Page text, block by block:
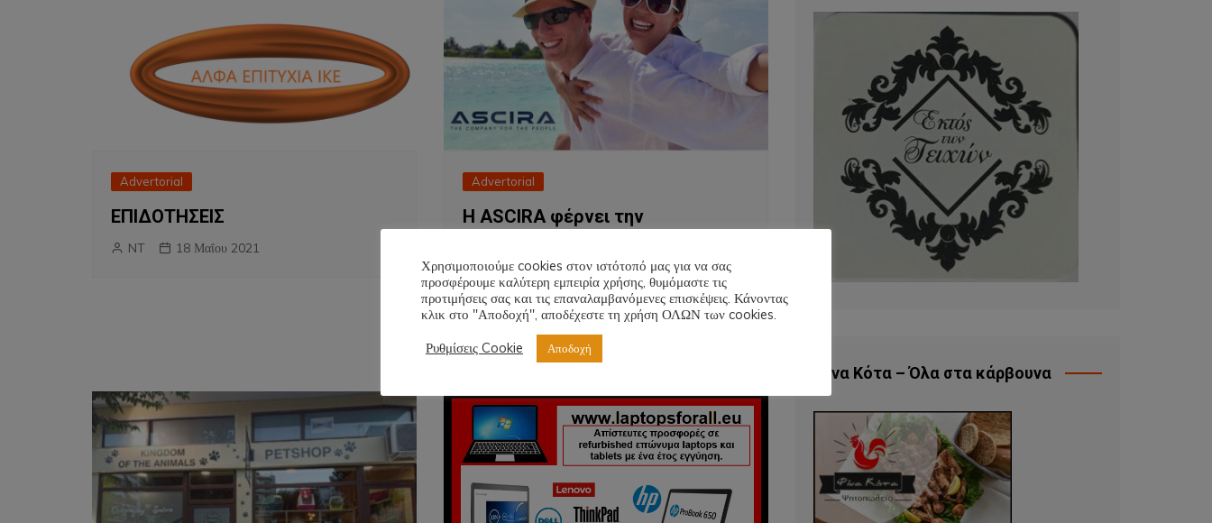
Advertorial
ΕΠΙΔΟΤΗΣΕΙΣ
NT 18 Μαΐου 2021
Advertorial
Η ASCIRA φέρνει την
κοινωνικής δικτύωσης, elearning
και αγορών ανταμείβοντας όλους
τους χρήστες της!
11 Μαΐου 2021
Φίνα Κότα – Όλα στα κάρβουνα
Χρησιμοποιούμε cookies στον ιστότοπό μας για να σας
προσφέρουμε καλύτερη εμπειρία χρήσης, θυμόμαστε τις
προτιμήσεις σας και τις επαναλαμβανόμενες επισκέψεις. Κάνοντας
κλικ στο "Αποδοχή", αποδέχεστε τη χρήση ΟΛΩΝ των cookies.
Ρυθμίσεις Cookie
Αποδοχή